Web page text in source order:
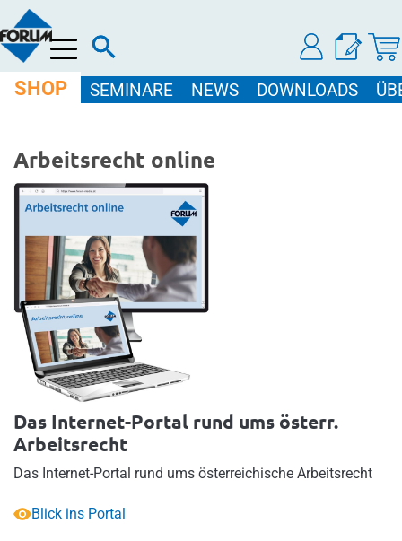
Menü
SHOP SEMINARE NEWS DOWNLOADS
Arbeitsrecht online
Das Internet-Portal rund ums österr.
Arbeitsrecht
Das Internet-Portal rund ums österreichische Arbeitsrecht
Blick ins Portal